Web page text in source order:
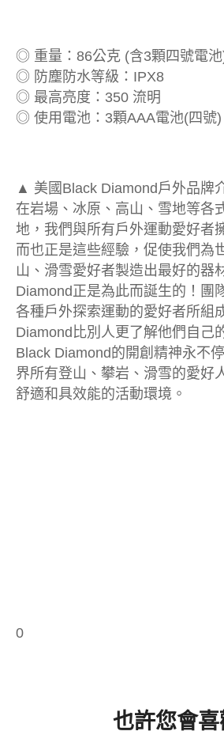
◎ 重量：86公克 (含3顆四號電
◎ 防塵防水等級：IPX8
◎ 最高亮度：350 流明
◎ 使用電池：3顆AAA電池(四號)
▲ 美國Black Diamond戶外品牌
在岩場、冰原、高山、雪地等各
地，我們與所有戶外運動愛好者
而也正是這些經驗，促使我們為
山、滑雪愛好者製造出最好的器
Diamond正是為此而誕生的！團
各種戶外探索運動的愛好者所組
Diamond比別人更了解他們自己
Black Diamond的開創精神永不
界所有登山、攀岩、滑雪的愛好
舒適和具效能的活動環境。
0
也許您會